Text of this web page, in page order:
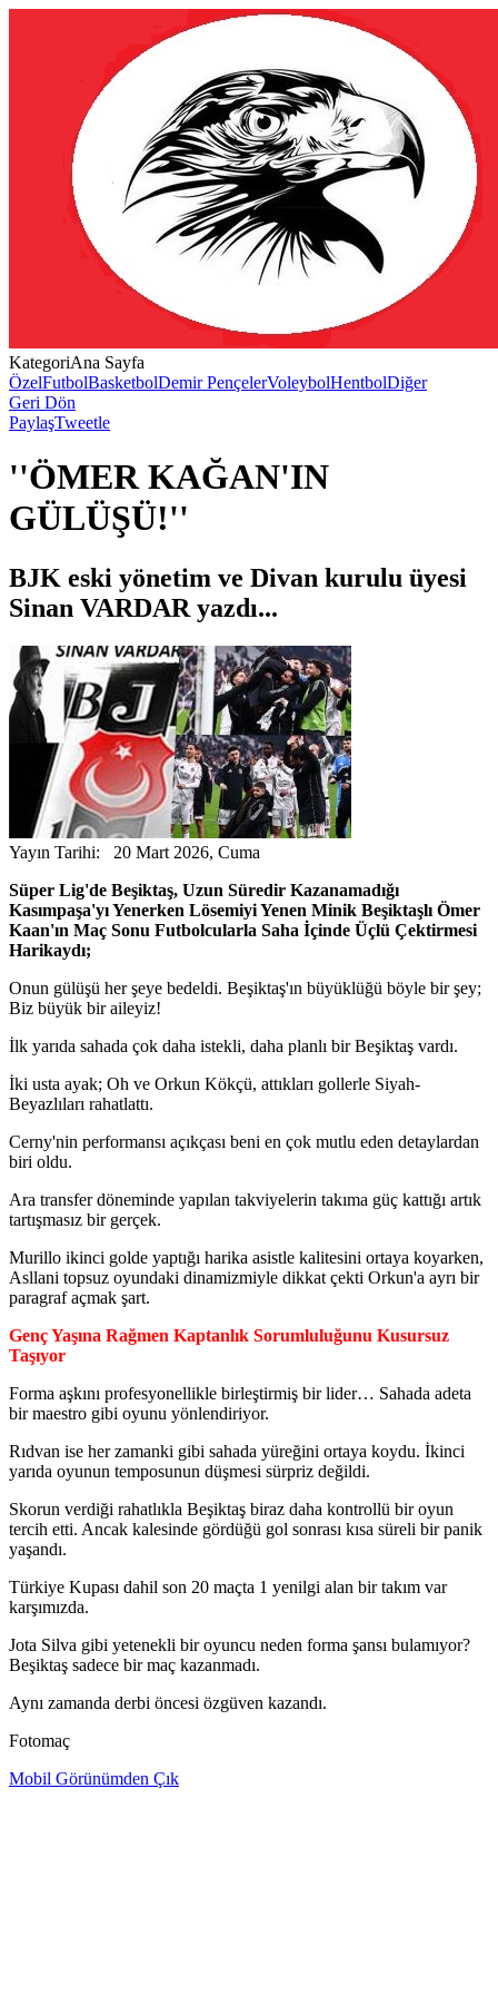
KategoriAna Sayfa
ÖzelFutbolBasketbolDemir PençelerVoleybolHentbolDiğer
Geri Dön
PaylaşTweetle
''ÖMER KAĞAN'IN
GÜLÜŞÜ!''
BJK eski yönetim ve Divan kurulu üyesi
Sinan VARDAR yazdı...
Yayın Tarihi: 20 Mart 2026, Cuma
Süper Lig'de Beşiktaş, Uzun Süredir Kazanamadığı
Kasımpaşa'yı Yenerken Lösemiyi Yenen Minik Beşiktaşlı Ömer
Kaan'ın Maç Sonu Futbolcularla Saha İçinde Üçlü Çektirmesi
Harikaydı;
Onun gülüşü her şeye bedeldi. Beşiktaş'ın büyüklüğü böyle bir şey;
Biz büyük bir aileyiz!
İlk yarıda sahada çok daha istekli, daha planlı bir Beşiktaş vardı.
İki usta ayak; Oh ve Orkun Kökçü, attıkları gollerle Siyah-
Beyazlıları rahatlattı.
Cerny'nin performansı açıkçası beni en çok mutlu eden detaylardan
biri oldu.
Ara transfer döneminde yapılan takviyelerin takıma güç kattığı artık
tartışmasız bir gerçek.
Murillo ikinci golde yaptığı harika asistle kalitesini ortaya koyarken,
Asllani topsuz oyundaki dinamizmiyle dikkat çekti Orkun'a ayrı bir
paragraf açmak şart.
Genç Yaşına Rağmen Kaptanlık Sorumluluğunu Kusursuz
Taşıyor
Forma aşkını profesyonellikle birleştirmiş bir lider… Sahada adeta
bir maestro gibi oyunu yönlendiriyor.
Rıdvan ise her zamanki gibi sahada yüreğini ortaya koydu. İkinci
yarıda oyunun temposunun düşmesi sürpriz değildi.
Skorun verdiği rahatlıkla Beşiktaş biraz daha kontrollü bir oyun
tercih etti. Ancak kalesinde gördüğü gol sonrası kısa süreli bir panik
yaşandı.
Türkiye Kupası dahil son 20 maçta 1 yenilgi alan bir takım var
karşımızda.
Jota Silva gibi yetenekli bir oyuncu neden forma şansı bulamıyor?
Beşiktaş sadece bir maç kazanmadı.
Aynı zamanda derbi öncesi özgüven kazandı.
Fotomaç
Mobil Görünümden Çık